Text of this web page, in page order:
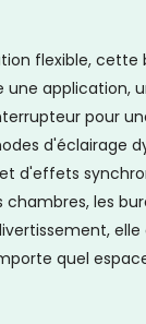
flexible, cette
une application,
pour
d'éclairage
d'effets
les
quel